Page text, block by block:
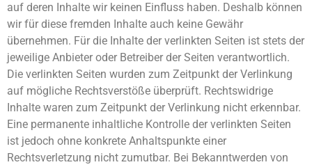
auf deren Inhalte wir keinen Einfluss haben. Deshalb können
wir für diese fremden Inhalte auch keine Gewähr
übernehmen. Für die Inhalte der verlinkten Seiten ist stets der
jeweilige Anbieter oder Betreiber der Seiten verantwortlich.
Die verlinkten Seiten wurden zum Zeitpunkt der Verlinkung
auf mögliche Rechtsverstöße überprüft. Rechtswidrige
Inhalte waren zum Zeitpunkt der Verlinkung nicht erkennbar.
Eine permanente inhaltliche Kontrolle der verlinkten Seiten
ist jedoch ohne konkrete Anhaltspunkte einer
Rechtsverletzung nicht zumutbar. Bei Bekanntwerden von